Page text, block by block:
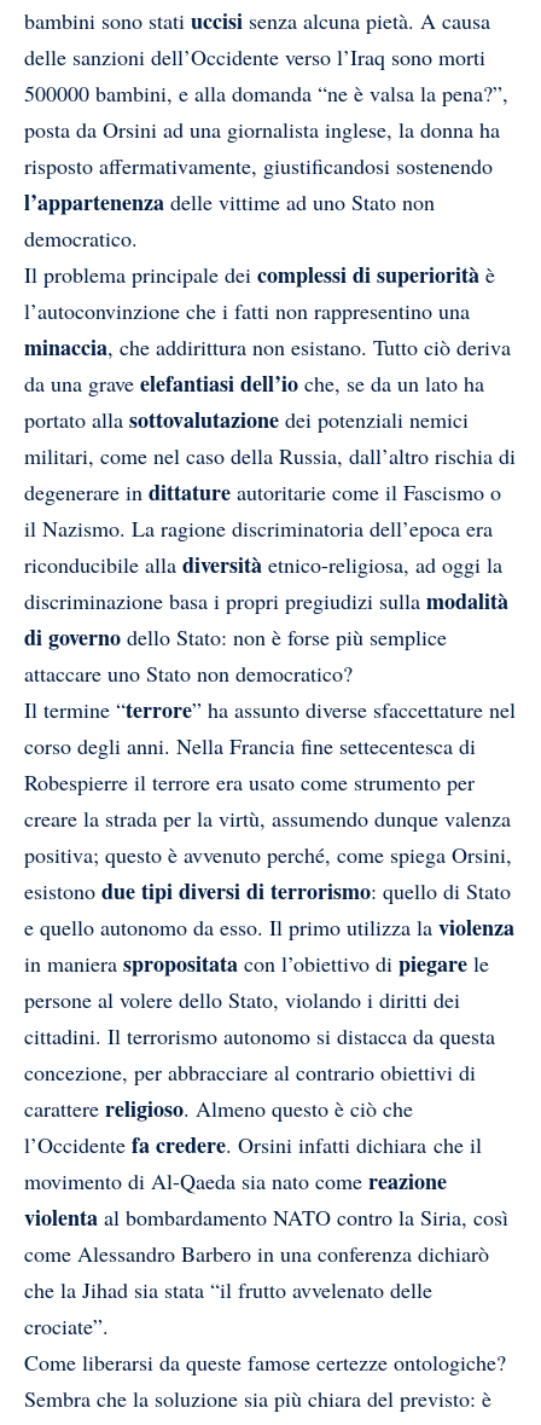
bambini sono stati uccisi senza alcuna pietà. A causa
delle sanzioni dell’Occidente verso l’Iraq sono morti
500000 bambini, e alla domanda “ne è valsa la pena?”,
posta da Orsini ad una giornalista inglese, la donna ha
risposto affermativamente, giustificandosi sostenendo
l’appartenenza delle vittime ad uno Stato non
democratico.
Il problema principale dei complessi di superiorità è
l’autoconvinzione che i fatti non rappresentino una
minaccia, che addirittura non esistano. Tutto ciò deriva
da una grave elefantiasi dell’io che, se da un lato ha
portato alla sottovalutazione dei potenziali nemici
militari, come nel caso della Russia, dall’altro rischia di
degenerare in dittature autoritarie come il Fascismo o
il Nazismo. La ragione discriminatoria dell’epoca era
riconducibile alla diversità etnico-religiosa, ad oggi la
discriminazione basa i propri pregiudizi sulla modalità
di governo dello Stato: non è forse più semplice
attaccare uno Stato non democratico?
Il termine “terrore” ha assunto diverse sfaccettature nel
corso degli anni. Nella Francia fine settecentesca di
Robespierre il terrore era usato come strumento per
creare la strada per la virtù, assumendo dunque valenza
positiva; questo è avvenuto perché, come spiega Orsini,
esistono due tipi diversi di terrorismo: quello di Stato
e quello autonomo da esso. Il primo utilizza la violenza
in maniera spropositata con l’obiettivo di piegare le
persone al volere dello Stato, violando i diritti dei
cittadini. Il terrorismo autonomo si distacca da questa
concezione, per abbracciare al contrario obiettivi di
carattere religioso. Almeno questo è ciò che
l’Occidente fa credere. Orsini infatti dichiara che il
movimento di Al-Qaeda sia nato come reazione
violenta al bombardamento NATO contro la Siria, così
come Alessandro Barbero in una conferenza dichiarò
che la Jihad sia stata “il frutto avvelenato delle
crociate”.
Come liberarsi da queste famose certezze ontologiche?
Sembra che la soluzione sia più chiara del previsto: è